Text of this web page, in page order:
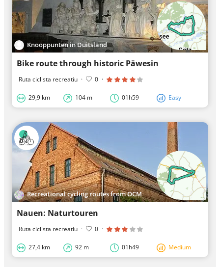
Knooppunten in Duitsland
Bike route through historic Päwesin
Ruta ciclista recreatiu · 0 ·
29,9 km 104 m 01h59 Easy
Recreational cycling routes from OCM
Nauen: Naturtouren
Ruta ciclista recreatiu · 0 ·
27,4 km 92 m 01h49 Medium